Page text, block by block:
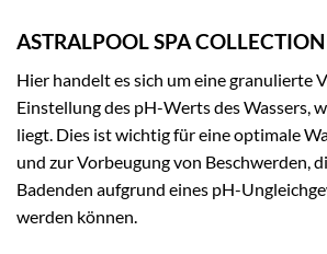
ASTRALPOOL SPA
Hier handelt es sich um eine granulierte
Einstellung des pH-Werts des Wassers,
liegt. Dies ist wichtig für eine optimale
und zur Vorbeugung von Beschwerden,
Badenden aufgrund eines pH-
werden können.